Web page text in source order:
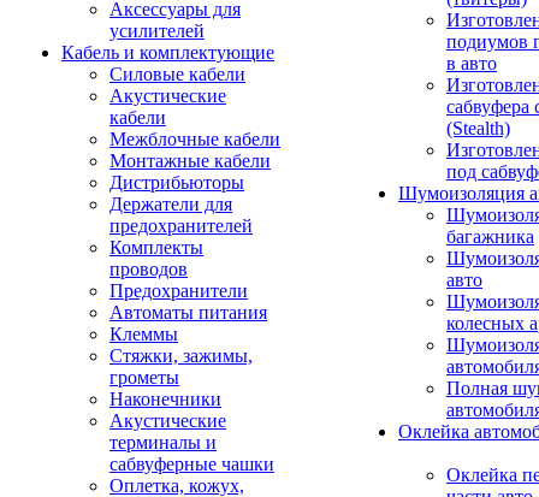
Аксессуары для
усилителей
Кабель и комплектующие
Силовые кабели
Акустические
кабели
Межблочные кабели
Монтажные кабели
Дистрибьюторы
Держатели для
предохранителей
Комплекты
проводов
Предохранители
Автоматы питания
Клеммы
Стяжки, зажимы,
грометы
Наконечники
Акустические
терминалы и
сабвуферные чашки
Оплетка, кожух,
подиумов
в авто
сабвуфера
(Stealth)
под
Шумоизоляция
багажника
авто
колесных
Полная
Оклейка
Оклейка